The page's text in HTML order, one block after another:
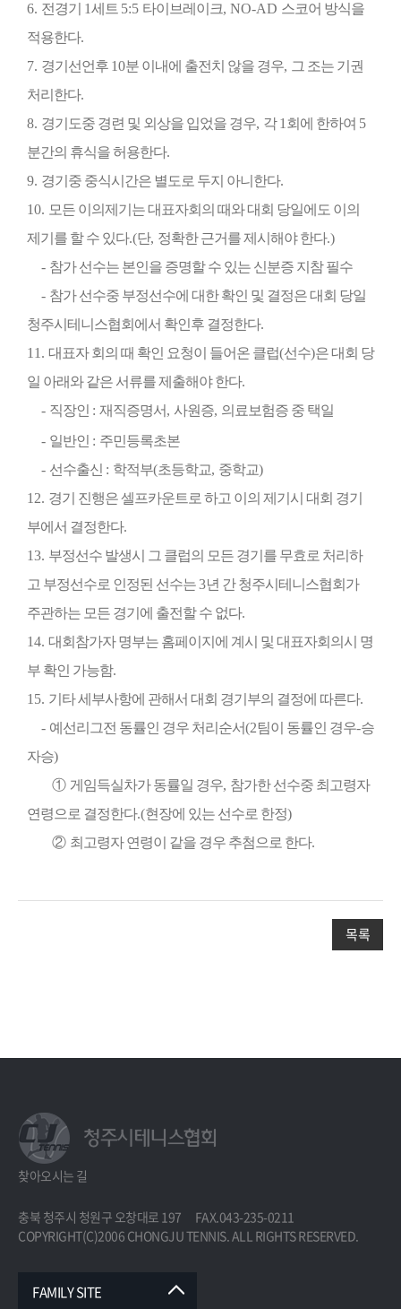
6. 전경기 1세트 5:5 타이브레이크, NO-AD 스코어 방식을
적용한다.
7. 경기선언후 10분 이내에 출전치 않을 경우, 그 조는 기권
처리한다.
8. 경기도중 경련 및 외상을 입었을 경우, 각1 회에 한하여 5
분간의 휴식을 허용한다.
9. 경기중 중식시간은 별도로 두지 아니한다.
10. 모든 이의제기는 대표자회의 때와 대회 당일에도 이의
제기를 할 수 있다.(단, 정확한 근거를 제시해야 한다.)
- 참가 선수는 본인을 증명할 수 있는 신분증 지참 필수
- 참가 선수중 부정선수에 대한 확인 및 결정은 대회 당일
청주시테니스협회에서 확인후 결정한다.
11. 대표자 회의 때 확인 요청이 들어온 클럽(선수)은 대회 당
일 아래와 같은 서류를 제출해야 한다.
- 직장인 : 재직증명서, 사원증, 의료보험증 중 택일
- 일반인 : 주민등록초본
- 선수출신 : 학적부(초등학교, 중학교)
12. 경기 진행은 셀프카운트로 하고 이의 제기시 대회 경기
부에서 결정한다.
13. 부정선수 발생시 그 클럽의 모든 경기를 무효로 처리하
고 부정선수로 인정된 선수는3년 간 청주시테니스협회가
주관하는 모든 경기에 출전할 수 없다.
14. 대회참가자 명부는 홈페이지에 계시 및 대표자회의시 명
부 확인 가능함.
15. 기타 세부사항에 관해서 대회 경기부의 결정에 따른다.
- 예선리그전 동률인 경우 처리순서(2팀이 동률인 경우-승
자승)
① 게임득실차가 동률일 경우, 참가한 선수중 최고령자
연령으로 결정한다.(현장에 있는 선수로 한정)
② 최고령자 연령이 같을 경우 추첨으로 한다.
목록
찾아오시는 길
충북 청주시 청원구 오창대로 197
FAX.043-235-0211
COPYRIGHT(C)2006 CHONGJU TENNIS. ALL RIGHTS RESERVED.
FAMILY SITE